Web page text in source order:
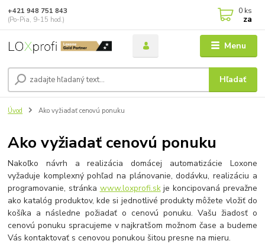
Menu
Hľadať
+421 948 751 843
(Po-Pia, 9-15 hod.)
0 ks
za
Úvod Ako vyžiadať cenovú ponuku
Ako vyžiadať cenovú ponuku
Nakoľko návrh a realizácia domácej automatizácie Loxone
vyžaduje komplexný pohľad na plánovanie, dodávku, realizáciu a
programovanie, stránka www.loxprofi.skje koncipovaná prevažne
ako katalóg produktov, kde si jednotlivé produkty môžete vložiť do
košíka a následne požiadať o cenovú ponuku. Vašu žiadosť o
cenovú ponuku spracujeme v najkratšom možnom čase a budeme
Vás kontaktovať s cenovou ponukou šitou presne na mieru.